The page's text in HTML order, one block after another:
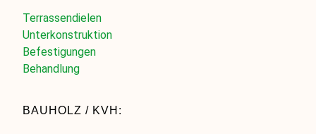
Terrassendielen
Unterkonstruktion
Befestigungen
Behandlung
BAUHOLZ / KVH: